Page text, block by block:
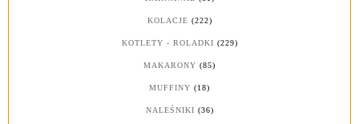
KOLACJE (222)
KOTLETY - ROLADKI (229)
MAKARONY (85)
MUFFINY (18)
NALEŚNIKI (36)